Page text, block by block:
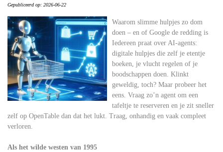
Gepubliceerd op: 2026-06-22
Waarom slimme hulpjes zo dom
doen – en of Google de redding is
Iedereen praat over AI-agents:
digitale hulpjes die zelf je etentje
boeken, je vlucht regelen of je
boodschappen doen. Klinkt
geweldig, toch? Maar probeer het
eens. Vraag zo’n agent om een
tafeltje te reserveren en je zit sneller
zelf op OpenTable dan dat het lukt. Traag, onhandig en vaak compleet
verloren.
Als het wilde westen van 1995